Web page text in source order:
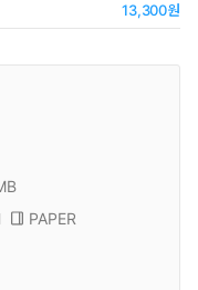
13,300원
PAPER